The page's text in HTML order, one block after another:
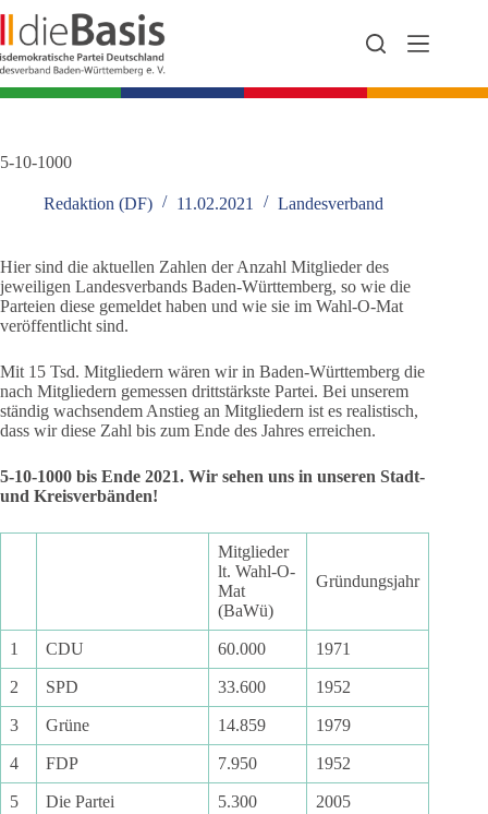
Inhalt
springen
5-10-1000
Redaktion (DF) 11.02.2021 Landesverband
Hier sind die aktuellen Zahlen der Anzahl Mitglieder des
jeweiligen Landesverbands Baden-Württemberg, so wie die
Parteien diese gemeldet haben und wie sie im Wahl-O-Mat
veröffentlicht sind.
Mit 15 Tsd. Mitgliedern wären wir in Baden-Württemberg die
nach Mitgliedern gemessen drittstärkste Partei. Bei unserem
ständig wachsendem Anstieg an Mitgliedern ist es realistisch,
dass wir diese Zahl bis zum Ende des Jahres erreichen.
5-10-1000 bis Ende 2021. Wir sehen uns in unseren Stadt-
und Kreisverbänden!
Mitglieder
lt. Wahl-O-
Mat
(BaWü)
Gründungsjahr
1 CDU 60.000 1971
2 SPD 33.600 1952
3 Grüne 14.859 1979
4 FDP 7.950 1952
5 Die Partei 5.300 2005